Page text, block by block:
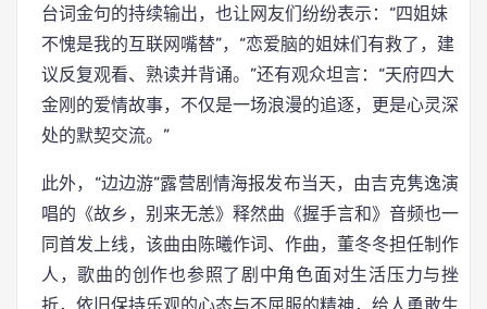
台词金句的持续输出，也让网友们纷纷表示：“四姐妹
不愧是我的互联网嘴替”，“恋爱脑的姐妹们有救了，建
议反复观看、熟读并背诵。”还有观众坦言：“天府四大
金刚的爱情故事，不仅是一场浪漫的追逐，更是心灵深
处的默契交流。”
此外，“边边游”露营剧情海报发布当天，由吉克隽逸演
唱的《故乡，别来无恙》释然曲《握手言和》音频也一
同首发上线，该曲由陈曦作词、作曲，董冬冬担任制作
人，歌曲的创作也参照了剧中角色面对生活压力与挫